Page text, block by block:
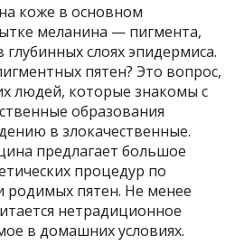
коже в основном
меланина — пигмента,
слоях эпидермиса.
пятен? Это вопрос,
людей, которые знакомы с
образования
в злокачественные.
предлагает большое
процедур по
родимых пятен. Не менее
нетрадиционное
в домашних условиях.